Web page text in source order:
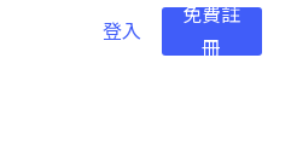
登入
免費註
冊